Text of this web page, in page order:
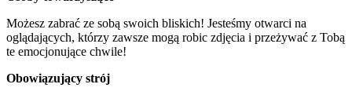
Możesz zabrać ze sobą swoich bliskich! Jesteśmy otwarci na
oglądających, którzy zawsze mogą robic zdjęcia i przeżywać z Tobą
te emocjonujące chwile!
Obowiązujący strój